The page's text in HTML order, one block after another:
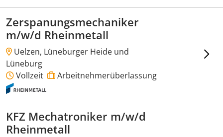
Zerspanungsmechaniker
m/w/d Rheinmetall
Uelzen, Lüneburger Heide und
Lüneburg
Vollzeit
Arbeitnehmerüberlassung
KFZ Mechatroniker m/w/d
Rheinmetall